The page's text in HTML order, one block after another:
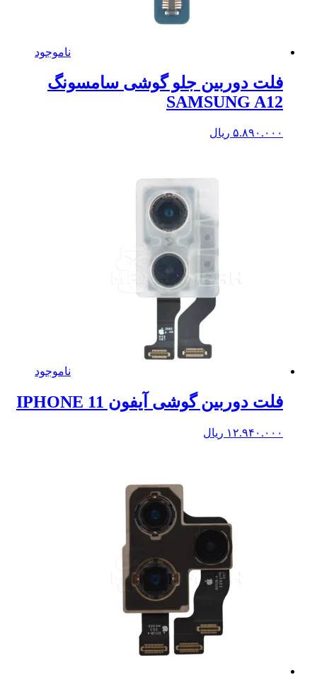
ناموجود
فلت دوربین جلو گوشی سامسونگ
SAMSUNG A12
۵.۸۹۰.۰۰۰ ریال
ناموجود
فلت دوربین گوشی آیفون IPHONE 11
۱۲.۹۴۰.۰۰۰ ریال